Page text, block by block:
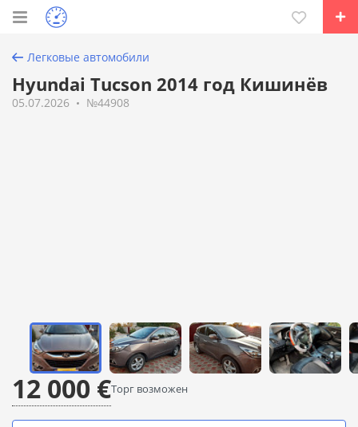
Легковые автомобили
Hyundai Tucson 2014 год Кишинёв
05.07.2026 №44908
12 000 €Торг возможен